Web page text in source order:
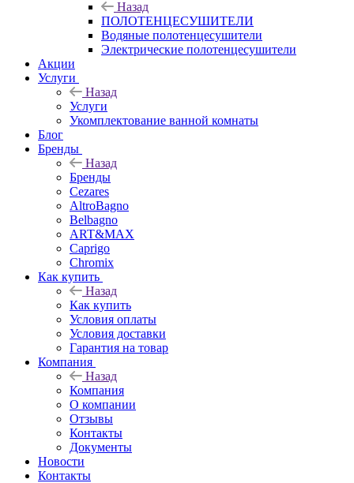
Назад
ПОЛОТЕНЦЕСУШИТЕЛИ
Водяные полотенцесушители
Электрические полотенцесушители
Акции
Услуги
Назад
Услуги
Укомплектование ванной комнаты
Блог
Бренды
Назад
Бренды
Cezares
AltroBagno
Belbagno
ART&MAX
Caprigo
Chromix
Как купить
Назад
Как купить
Условия оплаты
Условия доставки
Гарантия на товар
Компания
Назад
Компания
О компании
Отзывы
Контакты
Документы
Новости
Контакты